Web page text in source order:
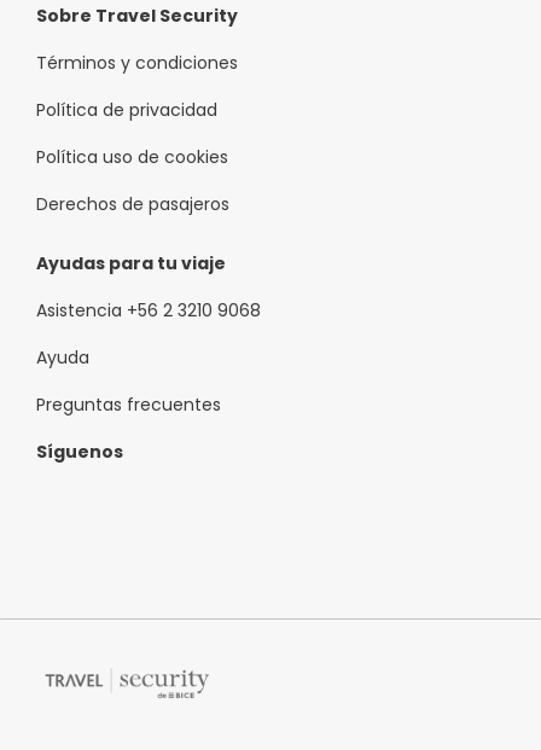
Sobre Travel Security
Términos y condiciones
Política de privacidad
Política uso de cookies
Derechos de pasajeros
Ayudas para tu viaje
Asistencia +56 2 3210 9068
Ayuda
Preguntas frecuentes
Síguenos